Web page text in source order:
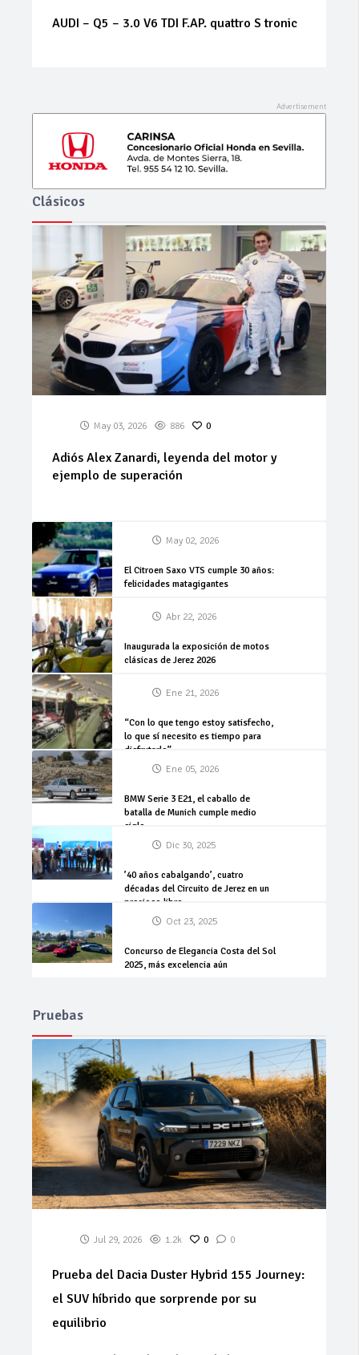
ALFA ROMEO – 159 – 1.9 JTS 16V Distinctive
Clásicos
May 03, 2026 886 0
Adiós Alex Zanardi, leyenda del motor y
ejemplo de superación
May 02, 2026
El Citroen Saxo VTS cumple 30 años:
felicidades matagigantes
Abr 22, 2026
Inaugurada la exposición de motos
clásicas de Jerez 2026
Ene 21, 2026
“Con lo que tengo estoy satisfecho,
lo que sí necesito es tiempo para
disfrutarlo”
Ene 05, 2026
BMW Serie 3 E21, el caballo de
batalla de Munich cumple medio
siglo
Dic 30, 2025
’40 años cabalgando’, cuatro
décadas del Circuito de Jerez en un
precioso libro
Oct 23, 2025
Concurso de Elegancia Costa del Sol
2025, más excelencia aún
Pruebas
Jul 29, 2026 1.2k 0 0
Prueba del Dacia Duster Hybrid 155 Journey:
el SUV híbrido que sorprende por su
equilibrio